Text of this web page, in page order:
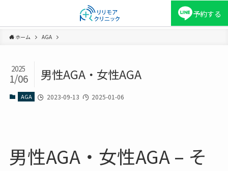
予約する
ホーム AGA
男性AGA・女性AGA
2025
1/06
AGA 2023-09-13 2025-01-06
男性AGA・女性AGA – そ